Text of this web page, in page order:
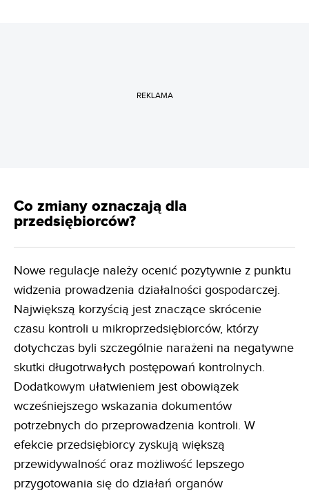
REKLAMA
Co zmiany oznaczają dla
przedsiębiorców?
Nowe regulacje należy ocenić pozytywnie z punktu
widzenia prowadzenia działalności gospodarczej.
Największą korzyścią jest znaczące skrócenie
czasu kontroli u mikroprzedsiębiorców, którzy
dotychczas byli szczególnie narażeni na negatywne
skutki długotrwałych postępowań kontrolnych.
Dodatkowym ułatwieniem jest obowiązek
wcześniejszego wskazania dokumentów
potrzebnych do przeprowadzenia kontroli. W
efekcie przedsiębiorcy zyskują większą
przewidywalność oraz możliwość lepszego
przygotowania się do działań organów